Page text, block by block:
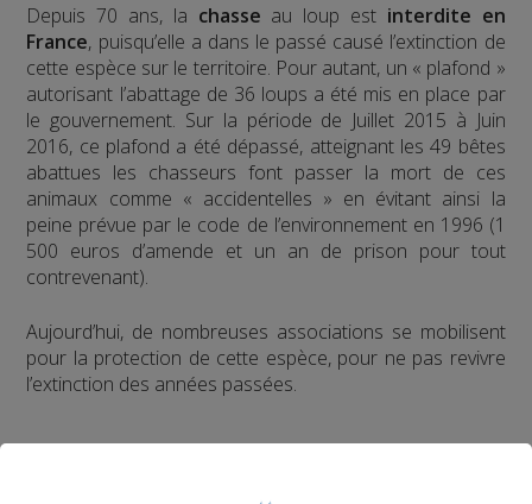
Depuis 70 ans, la chasse au loup est interdite en
France, puisqu’elle a dans le passé causé l’extinction de
cette espèce sur le territoire. Pour autant, un « plafond »
autorisant l’abattage de 36 loups a été mis en place par
le gouvernement. Sur la période de Juillet 2015 à Juin
2016, ce plafond a été dépassé, atteignant les 49 bêtes
abattues les chasseurs font passer la mort de ces
animaux comme « accidentelles » en évitant ainsi la
peine prévue par le code de l’environnement en 1996 (1
500 euros d’amende et un an de prison pour tout
contrevenant).
Aujourd’hui, de nombreuses associations se mobilisent
pour la protection de cette espèce, pour ne pas revivre
l’extinction des années passées.